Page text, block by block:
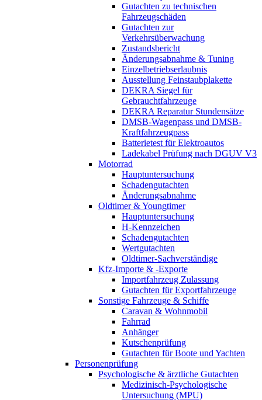
Gutachten zu technischen
Fahrzeugschäden
Gutachten zur
Verkehrsüberwachung
Zustandsbericht
Änderungsabnahme & Tuning
Einzelbetriebserlaubnis
Ausstellung Feinstaubplakette
DEKRA Siegel für
Gebrauchtfahrzeuge
DEKRA Reparatur Stundensätze
DMSB-Wagenpass und DMSB-
Kraftfahrzeugpass
Batterietest für Elektroautos
Ladekabel Prüfung nach DGUV V3
Motorrad
Hauptuntersuchung
Schadengutachten
Änderungsabnahme
Oldtimer & Youngtimer
Hauptuntersuchung
H-Kennzeichen
Schadengutachten
Wertgutachten
Oldtimer-Sachverständige
Kfz-Importe & -Exporte
Importfahrzeug Zulassung
Gutachten für Exportfahrzeuge
Sonstige Fahrzeuge & Schiffe
Caravan & Wohnmobil
Fahrrad
Anhänger
Kutschenprüfung
Gutachten für Boote und Yachten
Personenprüfung
Psychologische & ärztliche Gutachten
Medizinisch-Psychologische
Untersuchung (MPU)